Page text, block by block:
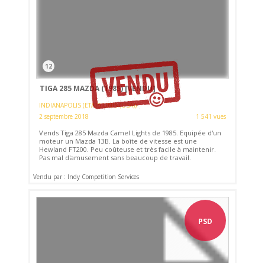
12
TIGA 285 MAZDA (1985)[VENDU]
INDIANAPOLIS (ETATS-UNIS (USA))
2 septembre 2018
1 541 vues
Vends Tiga 285 Mazda Camel Lights de 1985. Equipée d'un
moteur un Mazda 13B. La boîte de vitesse est une
Hewland FT200. Peu coûteuse et très facile à maintenir.
Pas mal d'amusement sans beaucoup de travail.
Vendu par : Indy Competition Services
PSD